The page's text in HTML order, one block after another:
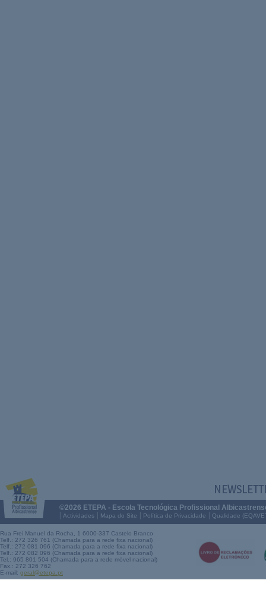
©2026 ETEPA - Escola Tecnológica Profissional
Actividades Mapa do Site Política de Privacidade Qualidade
Rua Frei Manuel da Rocha, 1 6000-337 Castelo Branco
Telf.: 272 326 761 (Chamada para a rede fixa nacional)
Telf.: 272 081 096 (Chamada para a rede fixa nacional)
Telf.: 272 082 096 (Chamada para a rede fixa nacional)
Tel.: 965 801 504 (Chamada para a rede móvel nacional)
Fax.: 272 326 762
E-mail: geral@etepa.pt